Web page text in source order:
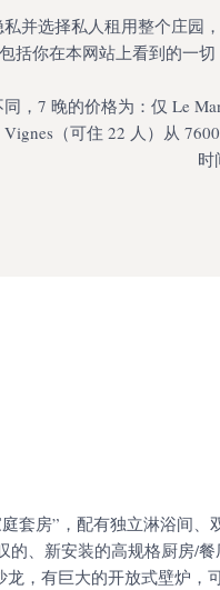
并选择私人租用整个庄园
包括你在本网站上看到的一切
，7 晚的价格为：仅 Le
Vignes（可住 22 人）从
时
套房”，配有独立淋浴间、
的、新安装的高规格厨房/餐
，有巨大的开放式壁炉，